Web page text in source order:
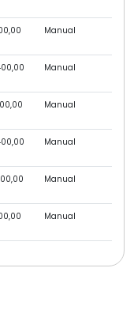
Manual
Manual
Manual
Manual
Manual
Manual